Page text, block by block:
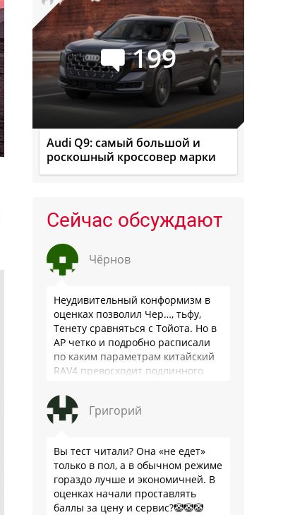
199
Audi Q9: самый большой и
роскошный кроссовер марки
Сейчас обсуждают
Чёрнов
Неудивительный конформизм в
оценках позволил Чер…, тьфу,
Тенету сравняться с Тойота. Но в
АР четко и подробно расписали
по каким параметрам китайский
RAV4 превосходит подлинного
подвеска едет ровно и приятно …
Григорий
Вы тест читали? Она «не едет»
только в пол, а в обычном режиме
гораздо лучше и экономичней. В
оценках начали проставлять
баллы за цену и сервис?🤡🤡🤡